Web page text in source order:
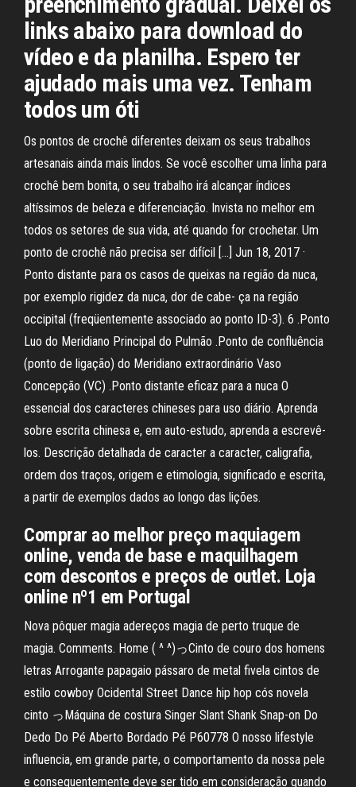
links abaixo para download do
vídeo e da planilha. Espero ter
ajudado mais uma vez. Tenham
todos um óti
Os pontos de crochê diferentes deixam os seus trabalhos
artesanais ainda mais lindos. Se você escolher uma linha para
crochê bem bonita, o seu trabalho irá alcançar índices
altíssimos de beleza e diferenciação. Invista no melhor em
todos os setores de sua vida, até quando for crochetar. Um
ponto de crochê não precisa ser difícil […] Jun 18, 2017 ·
Ponto distante para os casos de queixas na região da nuca,
por exemplo rigidez da nuca, dor de cabe- ça na região
occipital (freqüentemente associado ao ponto ID-3). 6 .Ponto
Luo do Meridiano Principal do Pulmão .Ponto de confluência
(ponto de ligação) do Meridiano extraordinário Vaso
Concepção (VC) .Ponto distante eficaz para a nuca O
essencial dos caracteres chineses para uso diário. Aprenda
sobre escrita chinesa e, em auto-estudo, aprenda a escrevê-
los. Descrição detalhada de caracter a caracter, caligrafia,
ordem dos traços, origem e etimologia, significado e escrita,
a partir de exemplos dados ao longo das lições.
Comprar ao melhor preço maquiagem
online, venda de base e maquilhagem
com descontos e preços de outlet. Loja
online nº1 em Portugal
Nova pôquer magia adereços magia de perto truque de
magia. Comments. Home ( ^ ^)っCinto de couro dos homens
letras Arrogante papagaio pássaro de metal fivela cintos de
estilo cowboy Ocidental Street Dance hip hop cós novela
cinto っMáquina de costura Singer Slant Shank Snap-on Do
Dedo Do Pé Aberto Bordado Pé P60778 O nosso lifestyle
influencia, em grande parte, o comportamento da nossa pele
e consequentemente deve ser tido em consideração quando